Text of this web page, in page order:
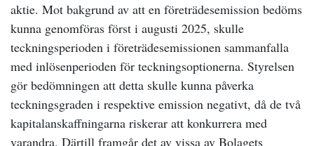
aktie. Mot bakgrund av att en företrädesemission bedöms
kunna genomföras först i augusti 2025, skulle
teckningsperioden i företrädesemissionen sammanfalla
med inlösenperioden för teckningsoptionerna. Styrelsen
gör bedömningen att detta skulle kunna påverka
teckningsgraden i respektive emission negativt, då de två
kapitalanskaffningarna riskerar att konkurrera med
varandra. Därtill framgår det av vissa av Bolagets